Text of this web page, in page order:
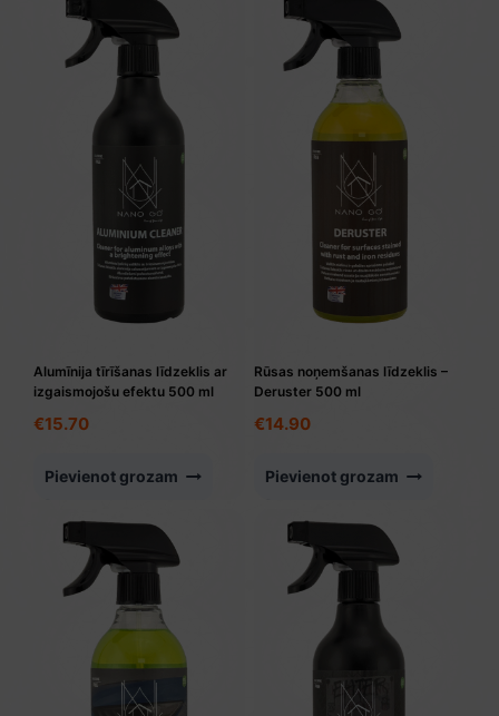
Alumīnija tīrīšanas līdzeklis ar
izgaismojošu efektu 500 ml
€15.70
Pievienot grozam
Rūsas noņemšanas līdzeklis –
Deruster 500 ml
€14.90
Pievienot grozam